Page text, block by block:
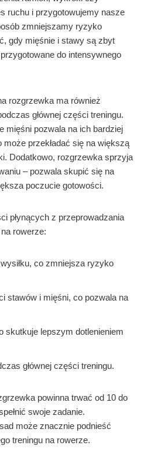
ruchu i przygotowujemy nasze
zmniejszamy ryzyko
gdy mięśnie i stawy są zbyt
do intensywnego
rozgrzewka ma również
głównej części treningu.
mięśni pozwala na ich bardziej
przekładać się na większą
Dodatkowo, rozgrzewka sprzyja
– pozwala skupić się na
poczucie gotowości.
płynących z przeprowadzania
rowerze:
co zmniejsza ryzyko
stawów i mięśni, co pozwala na
skutkuje lepszym dotlenieniem
głównej części treningu.
powinna trwać od 10 do
swoje zadanie.
może znacznie podnieść
treningu na rowerze.